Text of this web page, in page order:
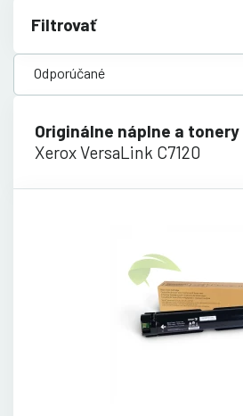
Filtrovať
Originálne náplne a tonery
Xerox VersaLink C7120